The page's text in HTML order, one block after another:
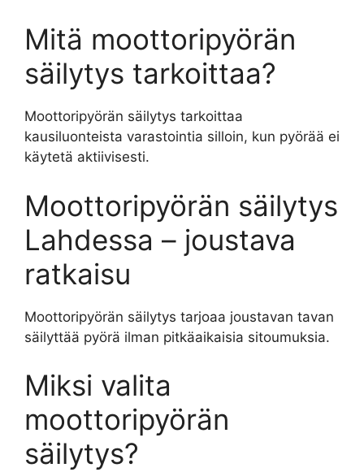
Mitä moottoripyörän
säilytys tarkoittaa?
Moottoripyörän säilytys tarkoittaa
kausiluonteista varastointia silloin, kun pyörää ei
käytetä aktiivisesti.
Moottoripyörän säilytys
Lahdessa – joustava
ratkaisu
Moottoripyörän säilytys tarjoaa joustavan tavan
säilyttää pyörä ilman pitkäaikaisia sitoumuksia.
Miksi valita
moottoripyörän
säilytys?